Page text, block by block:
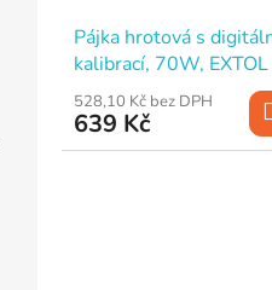
Pájka hrotová s
kalibrací, 70W, EXTOL
INDUSTRIAL
528,10 Kč bez DPH
639 Kč